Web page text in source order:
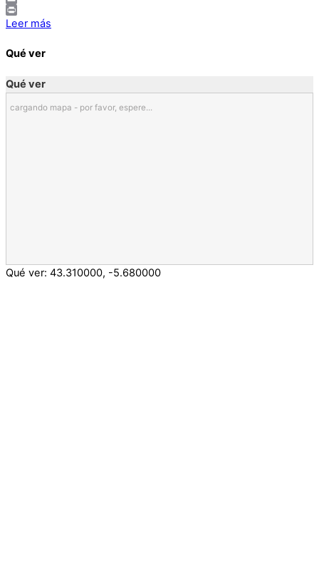
Email
Print
Leer más
Qué ver
Qué ver
cargando mapa - por favor, espere...
Qué ver: 43.310000, -5.680000